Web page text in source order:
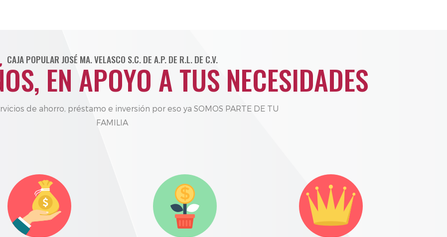
CAJA POPULAR JOSÉ MA. VELASCO S.C. DE A.P. DE R.L. DE C.V.
EN APOYO A TUS NECESIDADES
de ahorro, préstamo e inversión por eso ya SOMOS PARTE DE TU
FAMILIA